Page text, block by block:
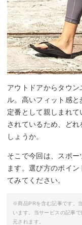
アウトドアからタウ
ル。高いフィット感
定番として親しまれ
されているため、ど
しょうか。
そこで今回は、スポ
ます。選び方のポイ
てみてください。
※商品PRを含む記事です。
います。当サービスの記事
元されます。